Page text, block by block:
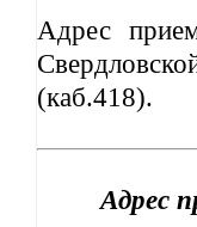
Адрес
(каб.418).
Адрес